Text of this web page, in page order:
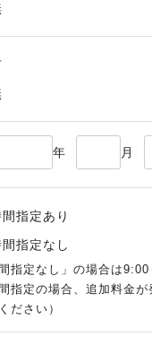
年 月
指定あり
指定なし
指定なし」の場合は9:00
指定の場合、追加料金が
ださい）